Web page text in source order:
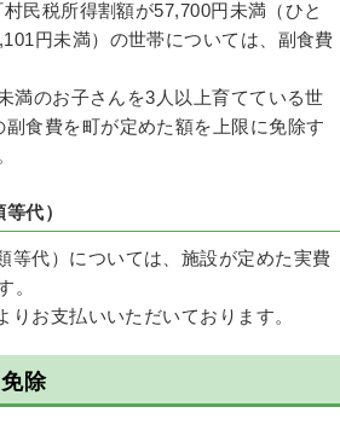
民税所得割額が57,700円未満（ひと
円未満） の世帯については、副食費
満のお子さんを3人以上育てている世
食費を町が定めた額を上限に免除す
代）
等代）については、施設が定めた実費
。
お支払いいただいております。
除